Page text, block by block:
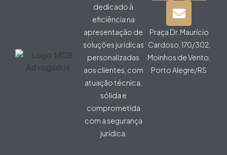
dedicado à
eficiência na
apresentação de
soluções jurídicas
personalizadas
aos clientes, com
atuação técnica,
sólida e
comprometida
com a segurança
jurídica.
Praça Dr. Maurício
Cardoso, 170/302,
Moinhos de Vento,
Porto Alegre/RS